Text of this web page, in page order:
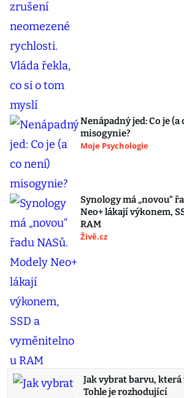
Nenápadný jed: Co je (a
misogynie?
Moje Psychologie
Synology má „novou“
Neo+ lákají výkonem,
RAM
Živě.cz
Jak vybrat barvu, která
Tohle je rozhodující